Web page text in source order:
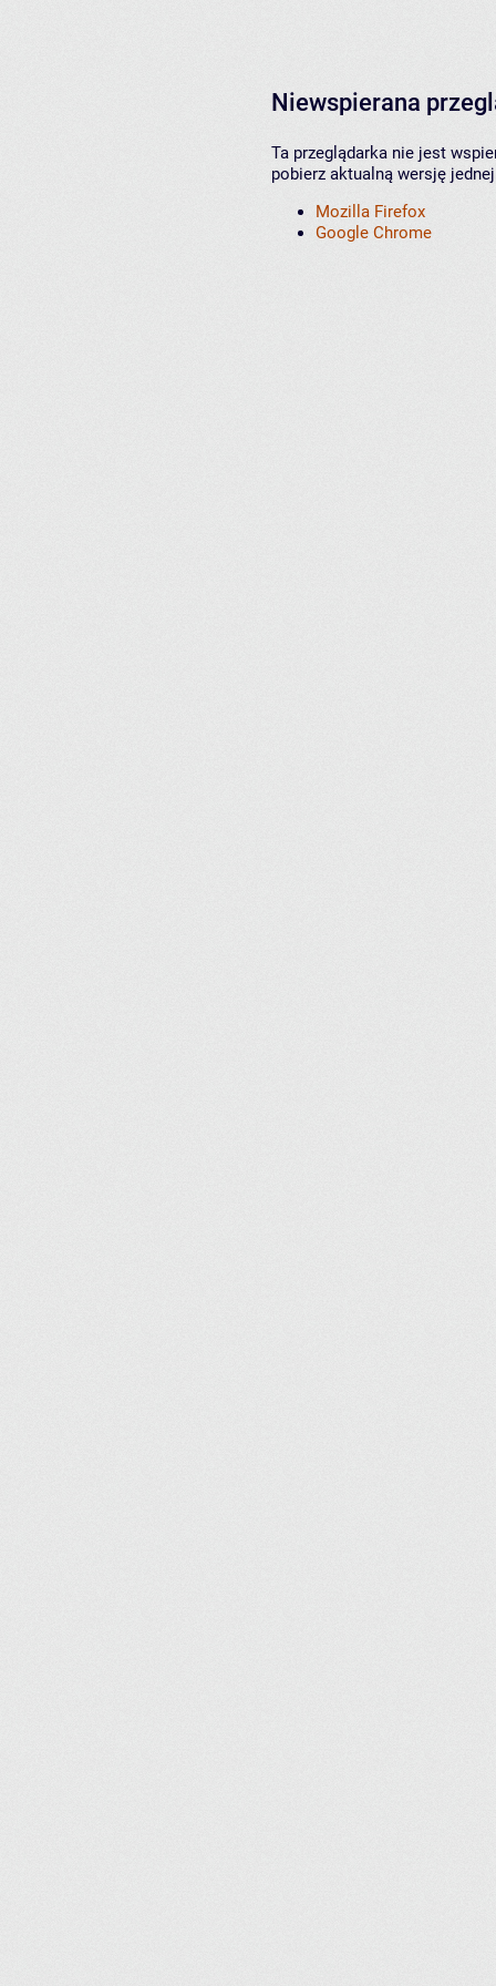
Niewspierana
Ta przeglądarka nie jest
pobierz aktualną wersję
Mozilla Firefox
Google Chrome